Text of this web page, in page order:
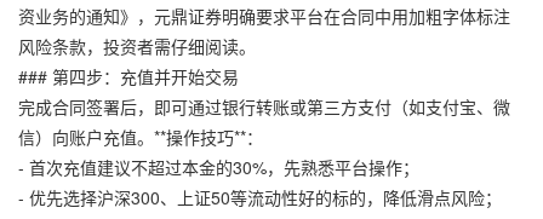
资业务的通知》， 元鼎证券明确要求平台在合同中用加粗字体标注
风险条款，投资者需仔细阅读。
### 第四步：充值并开始交易
完成合同签署后，即可通过银行转账或第三方支付（如支付宝、微
信）向账户充值。**操作技巧**：
- 首次充值建议不超过本金的30%，先熟悉平台操作；
- 优先选择沪深300、上证50等流动性好的标的，降低滑点风险；